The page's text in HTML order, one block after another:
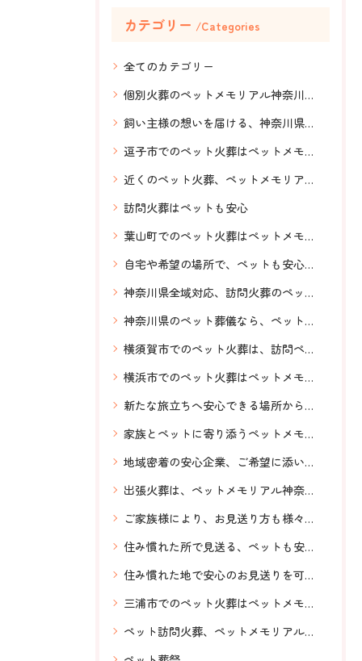
カテゴリー Categories
全てのカテゴリー
個別火葬のペットメモリアル神奈川、安心
飼い主様の想いを届ける、神奈川県全域対応、横須賀のペットメモリアル神奈川、明朗会計
逗子市でのペット火葬はペットメモリアル神奈川へお任せください。
近くのペット火葬、ペットメモリアル神奈川、安心、希望の場所でご対応、
訪問火葬はペットも安心
葉山町でのペット火葬はペットメモリアル神奈川へ、ご相談ください。
自宅や希望の場所で、ペットも安心の訪問火葬。神奈川県全域対応のペットメモリアル神奈川のあたたかいお見送り
神奈川県全域対応、訪問火葬のペットメモリアル神奈川、横須賀から発信
神奈川県のペット葬儀なら、ペットメモリアル神奈川へ！安心信頼横須賀から神奈川県全域対応
横須賀市でのペット火葬は、訪問ペット火葬ペットメモリアル神奈川へお任せください。
横浜市でのペット火葬はペットメモリアル神奈川へお任せください。
新たな旅立ちへ安心できる場所から送りだす、ペットメモリアル神奈川の訪問ペット火葬。お伺いするスタッフも前もってわかるからなお安心。
家族とペットに寄り添うペットメモリアル神奈川のペット火葬
地域密着の安心企業、ご希望に添いながら温かいお見送り、訪問ペット火葬 ペットメモリアル神奈川の専門スタッフ
出張火葬は、ペットメモリアル神奈川へおまかせください。
ご家族様により、お見送り方も様々に対応、ペット火葬横須賀、神奈川県全域対応、訪問ペット火葬ペットメモリアル神奈川、虹の橋
住み慣れた所で見送る、ペットも安心の訪問火葬、ペットメモリアル神奈川にお任せ！横須賀市から神奈川県全域24時間対応
住み慣れた地で安心のお見送りを可能にするペットメモリアル神奈川の訪問ペット火葬
三浦市でのペット火葬はペットメモリアル神奈川へお任せください。
ペット訪問火葬、ペットメモリアル神奈川、明朗会計、神奈川県全域対応、安心、24時間対応